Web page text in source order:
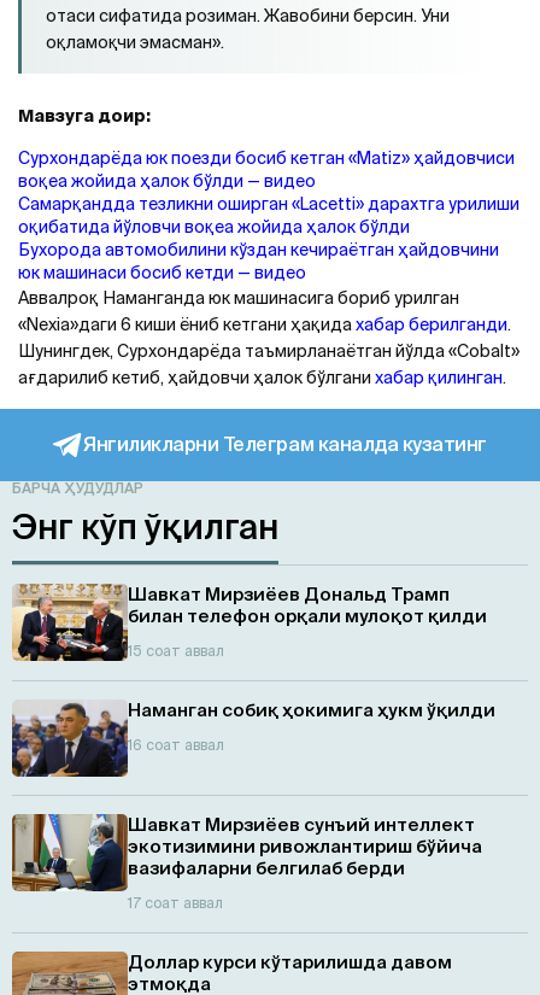
отаси сифатида розиман. Жавобини берсин. Уни
оқламоқчи эмасман».
Мавзуга доир:
Сурхондарёда юк поезди босиб кетган «Matiz» ҳайдовчиси
воқеа жойида ҳалок бўлди — видео
Самарқандда тезликни оширган «Lаcetti» дарахтга урилиши
оқибатида йўловчи воқеа жойида ҳалок бўлди
Бухорода автомобилини кўздан кечираётган ҳайдовчини
юк машинаси босиб кетди — видeo
Аввалроқ Наманганда юк машинасига бориб урилган
«Nexia»даги 6 киши ёниб кетгани ҳақидахабар берилганди.
Шунингдек, Сурхондарёда таъмирланаётган йўлда «Cobalt»
ағдарилиб кетиб, ҳайдовчи ҳалок бўлгани хабар қилинган.
Янгиликларни Телеграм каналда кузатинг
БАРЧА ҲУДУДЛАР
Энг кўп ўқилган
Шавкат Мирзиёев Дональд Трамп
билан телефон орқали мулоқот қилди
15 соат аввал
Наманган собиқ ҳокимига ҳукм ўқилди
16 соат аввал
Шавкат Мирзиёев сунъий интеллект
экотизимини ривожлантириш бўйича
вазифаларни белгилаб берди
17 соат аввал
Доллар курси кўтарилишда давом
этмоқда